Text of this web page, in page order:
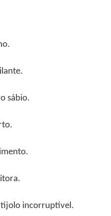
sábio.
tijolo incorruptível.